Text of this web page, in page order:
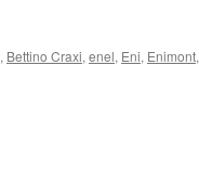
, Bettino Craxi, enel, Eni, Enimont,